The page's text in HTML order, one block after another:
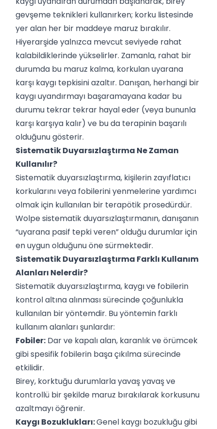
gevşeme teknikleri kullanırken; korku listesinde
yer alan her bir maddeye maruz bırakılır.
Hiyerarşide yalnızca mevcut seviyede rahat
kalabildiklerinde yükselirler. Zamanla, rahat bir
durumda bu maruz kalma, korkulan uyarana
karşı kaygı tepkisini azaltır. Danışan, herhangi bir
kaygı uyandırmayı başaramayana kadar bu
durumu tekrar tekrar hayal eder (veya bununla
karşı karşıya kalır) ve bu da terapinin başarılı
olduğunu gösterir.
Sistematik Duyarsızlaştırma Ne Zaman
Kullanılır?
Sistematik duyarsızlaştırma, kişilerin zayıflatıcı
korkularını veya fobilerini yenmelerine yardımcı
olmak için kullanılan bir terapötik prosedürdür.
Wolpe sistematik duyarsızlaştırmanın, danışanın
“uyarana pasif tepki veren” olduğu durumlar için
en uygun olduğunu öne sürmektedir.
Sistematik Duyarsızlaştırma Farklı Kullanım
Alanları Nelerdir?
Sistematik duyarsızlaştırma, kaygı ve fobilerin
kontrol altına alınması sürecinde çoğunlukla
kullanılan bir yöntemdir. Bu yöntemin farklı
kullanım alanları şunlardır:
Fobiler: Dar ve kapalı alan, karanlık ve örümcek
gibi spesifik fobilerin başa çıkılma sürecinde
etkilidir.
Birey, korktuğu durumlarla yavaş yavaş ve
kontrollü bir şekilde maruz bırakılarak korkusunu
azaltmayı öğrenir.
Kaygı Bozuklukları:Genel kaygı bozukluğu gibi